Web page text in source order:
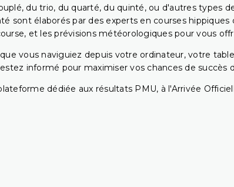
du trio, du quarté, du quinté, ou d'autres types
sont élaborés par des experts en courses
et les prévisions météorologiques pour vous
vous naviguiez depuis votre ordinateur, votre
informé pour maximiser vos chances de succès
dédiée aux résultats PMU, à l'Arrivée